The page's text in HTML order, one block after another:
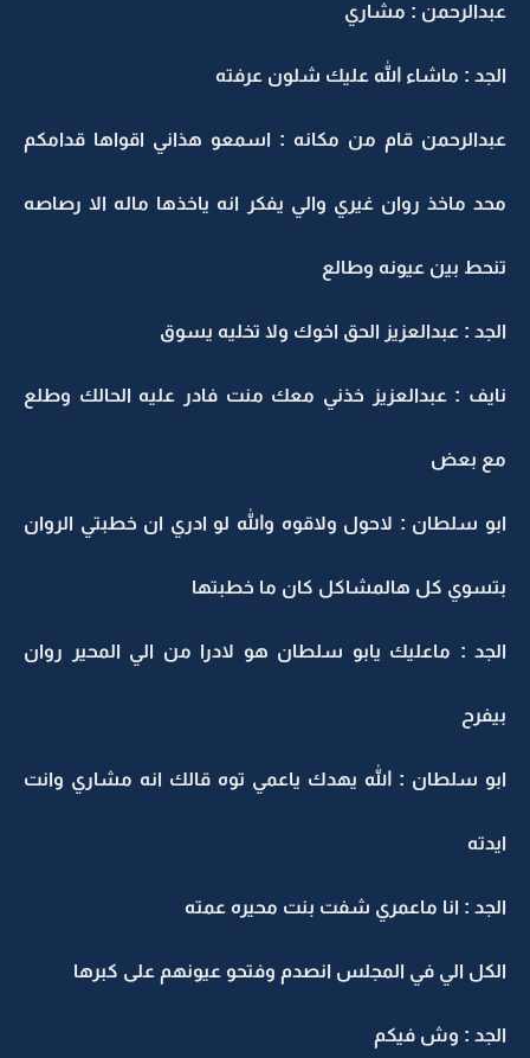
عبدالرحمن : مشاري
الجد : ماشاء الله عليك شلون عرفته
عبدالرحمن قام من مكانه : اسمعو هذاني اقواها قدامكم
محد ماخذ روان غيري والي يفكر انه ياخذها ماله الا رصاصه
تنحط بين عيونه وطالع
الجد : عبدالعزيز الحق اخوك ولا تخليه يسوق
نايف : عبدالعزيز خذني معك منت فادر عليه الحالك وطلع
مع بعض
ابو سلطان : لاحول ولاقوه والله لو ادري ان خطبتي الروان
بتسوي كل هالمشاكل كان ما خطبتها
الجد : ماعليك يابو سلطان هو لادرا من الي المحير روان
بيفرح
ابو سلطان : الله يهدك ياعمي توه قالك انه مشاري وانت
ايدته
الجد : انا ماعمري شفت بنت محيره عمته
الكل الي في المجلس انصدم وفتحو عيونهم على كبرها
الجد : وش فيكم